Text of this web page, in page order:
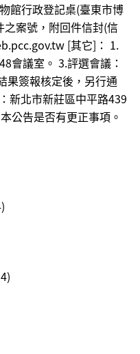
館⾏政登記桌(臺東市博
案號，附回件信封(信
[其它]： 1.
會議室。 3.評選會議：
果簽報核定後，另⾏通
新北市新莊區中平路439
公告是否有更正事項。
)